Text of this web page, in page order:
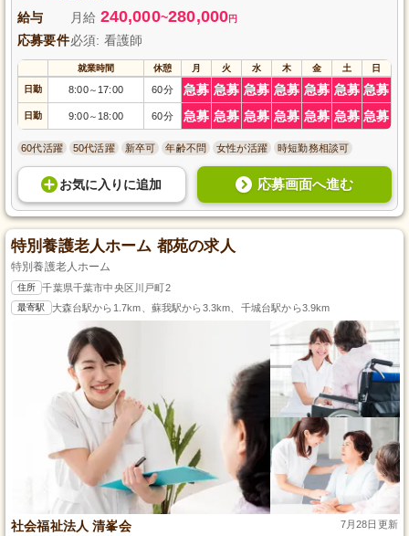
給与 月給 240,000~280,000円
応募要件必須: 看護師
就業時間 休憩 月 火 水 木 金 土 日
日勤 8:00～ 17:00 60分 急募 急募 急募 急募 急募 急募 急募
日勤 9:00～ 18:00 60分 急募 急募 急募 急募 急募 急募 急募
60代活躍 50代活躍 新卒可 年齢不問 女性が活躍 時短勤務相談可
お気に入り に追加 応募画面へ進む
特別養護老人ホーム 都苑の求人
特別養護老人ホーム
住所 千葉県千葉市中央区川戸町2
最寄駅 大森台駅から1.7km、蘇我駅から3.3km、千城台駅から3.9km
社会福祉法人 清峯会 7月28日更新